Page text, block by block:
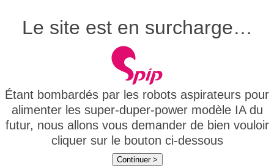
Le site est en surcharge…
Étant bombardés par les robots aspirateurs pour
alimenter les super-duper-power modèle IA du
futur, nous allons vous demander de bien vouloir
cliquer sur le bouton ci-dessous
Continuer >